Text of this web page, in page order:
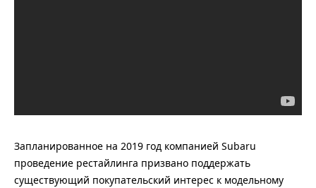
Запланированное на 2019 год компанией Subaru
проведение рестайлинга призвано поддержать
существующий покупательский интерес к модельному